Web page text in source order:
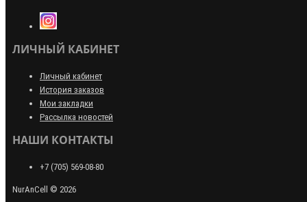
ЛИЧНЫЙ КАБИНЕТ
Личный кабинет
История заказов
Мои закладки
Рассылка новостей
НАШИ КОНТАКТЫ
+7 (705) 569-08-80
NurAnCell © 2026